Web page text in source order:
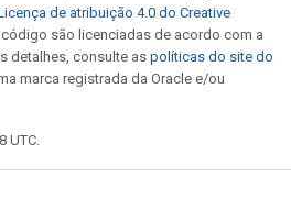
de atribuição 4.0 do Creative
são licenciadas de acordo com a
detalhes, consulte as políticas do site do
marca registrada da Oracle e/ou
UTC.